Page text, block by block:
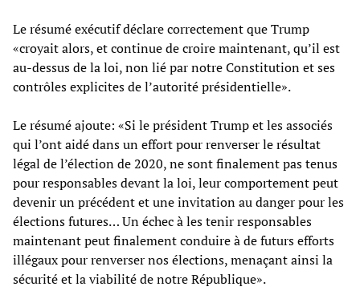
Le résumé exécutif déclare correctement que Trump
«croyait alors, et continue de croire maintenant, qu’il est
au-dessus de la loi, non lié par notre Constitution et ses
contrôles explicites de l’autorité présidentielle».
Le résumé ajoute: «Si le président Trump et les associés
qui l’ont aidé dans un effort pour renverser le résultat
légal de l’élection de 2020, ne sont finalement pas tenus
pour responsables devant la loi, leur comportement peut
devenir un précédent et une invitation au danger pour les
élections futures… Un échec à les tenir responsables
maintenant peut finalement conduire à de futurs efforts
illégaux pour renverser nos élections, menaçant ainsi la
sécurité et la viabilité de notre République».